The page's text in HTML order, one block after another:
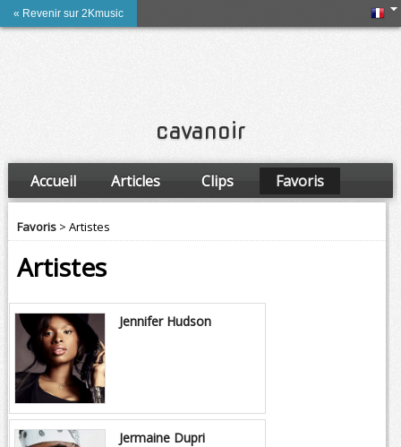
« Revenir sur 2Kmusic
cavanoir
Accueil Articles Clips
Favoris
Amis
Favoris > Artistes
Artistes
Jennifer Hudson
Jermaine Dupri